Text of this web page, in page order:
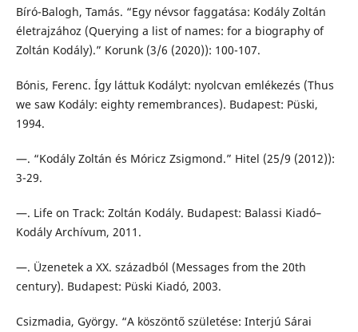
Bíró-Balogh, Tamás. “Egy névsor faggatása: Kodály Zoltán
életrajzához (Querying a list of names: for a biography of
Zoltán Kodály).” Korunk (3/6 (2020)): 100-107.
Bónis, Ferenc. Így láttuk Kodályt: nyolcvan emlékezés (Thus
we saw Kodály: eighty remembrances). Budapest: Püski,
1994.
—. “Kodály Zoltán és Móricz Zsigmond.” Hitel (25/9 (2012)):
3-29.
—. Life on Track: Zoltán Kodály. Budapest: Balassi Kiadó–
Kodály Archívum, 2011.
—. Üzenetek a XX. századból (Messages from the 20th
century). Budapest: Püski Kiadó, 2003.
Csizmadia, György. “A köszöntő születése: Interjú Sárai